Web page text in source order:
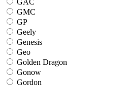
GMC
GP
Geely
Genesis
Geo
Golden Dragon
Gonow
Gordon